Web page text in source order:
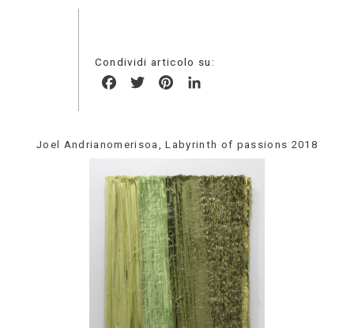
Condividi articolo su:
FacebookTwitterPinterest
Joel Andrianomerisoa, Labyrinth of passions 2018